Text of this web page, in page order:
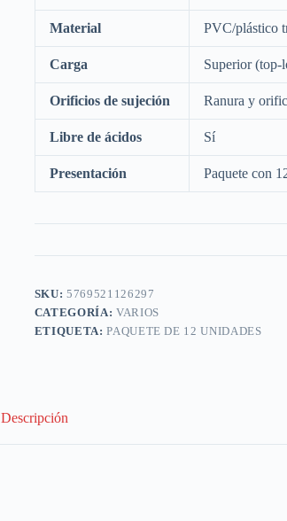
Material PVC/plástico
Carga Superior (top-
Orificios de sujeción Ranura y
Libre de ácidos Sí
Presentación Paquete con
SKU:5769521126297
CATEGORÍA: VARIOS
ETIQUETA:PAQUETE DE 12 UNIDADES
Descripción